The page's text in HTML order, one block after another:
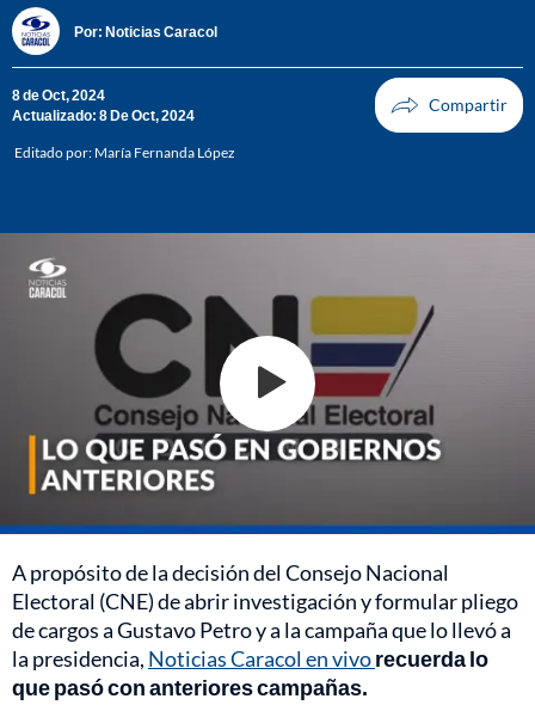
Por: Noticias Caracol
8 de Oct, 2024
Actualizado: 8 De Oct, 2024
Editado por: María Fernanda López
A propósito de la decisión del Consejo Nacional
Electoral (CNE) de abrir investigación y formular pliego
de cargos a Gustavo Petro y a la campaña que lo llevó a
la presidencia, Noticias Caracol en vivorecuerda lo
que pasó con anteriores campañas.